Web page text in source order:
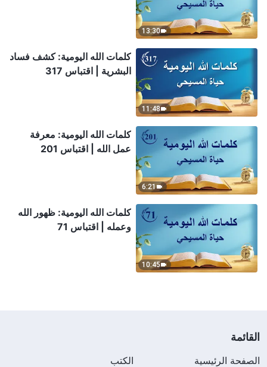
13:30
11:48
كلمات الله اليومية: كشف فساد
البشرية | اقتباس 317
6:21
كلمات الله اليومية: معرفة
عمل الله | اقتباس 201
10:45
كلمات الله اليومية: ظهور الله
وعمله | اقتباس 71
القائمة
الصفحة الرئيسية
الكتب